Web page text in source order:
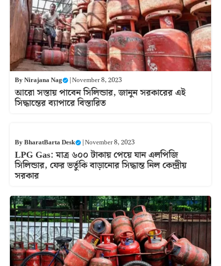
ByNirajana Nag |November 8, 2023
আরো সস্তায় পাবেন সিলিন্ডার, জানুন সরকারের এই
সিদ্ধান্তের ব্যাপারে বিস্তারিত
ByBharatBarta Desk |November 8, 2023
LPG Gas: মাত্র ৬০০ টাকায় পেয়ে যান এলপিজি
সিলিন্ডার, ফের ভর্তুকি বাড়ানোর সিদ্ধান্ত নিল কেন্দ্রীয়
সরকার